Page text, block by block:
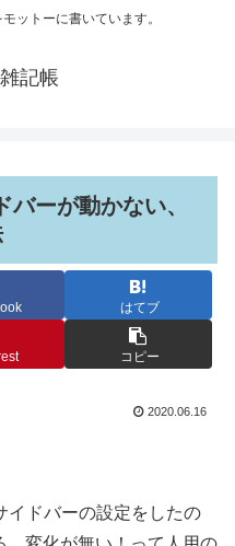
ットーに書いています。
記帳
ーが動かない、
はてブ
コピー
2020.06.16
イドバーの設定をしたの